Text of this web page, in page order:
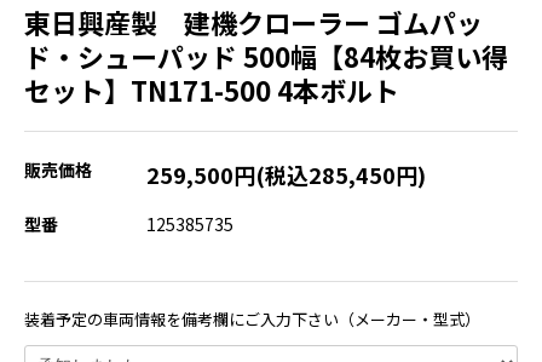
東日興産製 建機クローラー ゴムパッ
ド・シューパッド 500幅【84枚お買い得
セット】TN171-500 4本ボルト
販売価格 259,500円(税込285,450円)
型番 125385735
装着予定の車両情報を備考欄にご入力下さい（メーカー・型式）